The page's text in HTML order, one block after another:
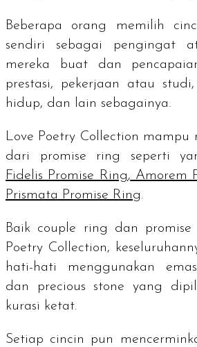
Beberapa orang memilih
sendiri sebagai pengingat
mereka buat dan
prestasi, pekerjaan atau
hidup, dan lain sebagainya.
Love Poetry Collection mampu
dari
promise ring seperti
Fidelis Promise Ring, Amorem
Prismata Promise Ring.
Baik couple ring dan
Poetry Collection,
hati-hati menggunakan
dan
precious stone yang
kurasi ketat.
Setiap cincin pun